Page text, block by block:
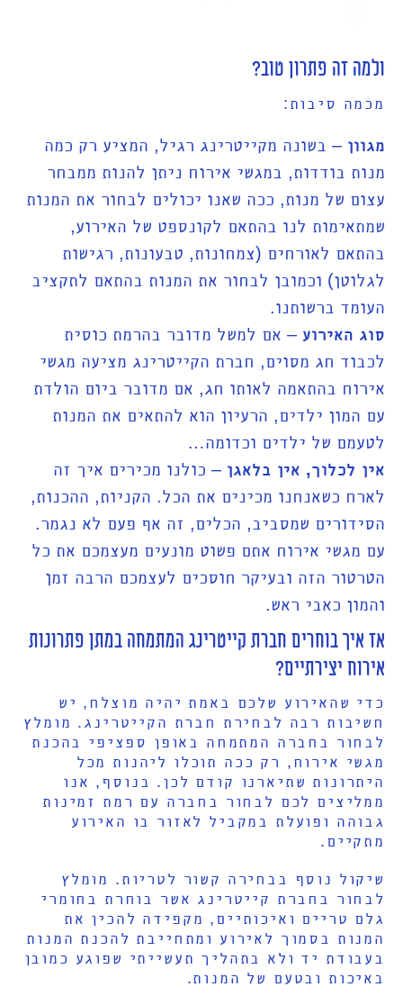
ולמה זה פתרון טוב?
מכמה סיבות:
מגוון – בשונה מקייטרינג רגיל, המציע רק כמה
מנות בודדות, במגשי אירוח ניתן להנות ממבחר
עצום של מנות, ככה שאנו יכולים לבחור את המנות
שמתאימות לנו בהתאם לקונספט של האירוע,
בהתאם לאורחים (צמחונות, טבעונות, רגישות
לגלוטן) וכמובן לבחור את המנות בהתאם לתקציב
העומד ברשותנו.
סוג האירוע – אם למשל מדובר בהרמת כוסית
לכבוד חג מסוים, חברת הקייטרינג מציעה מגשי
אירוח בהתאמה לאותו חג, אם מדובר ביום הולדת
עם המון ילדים, הרעיון הוא להתאים את המנות
לטעמם של ילדים וכדומה…
אין לכלוך, אין בלאגן – כולנו מכירים איך זה
לארח כשאנחנו מכינים את הכל. הקניות, ההכנות,
הסידורים שמסביב, הכלים, זה אף פעם לא נגמר.
עם מגשי אירוח אתם פשוט מונעים מעצמכם את כל
הטרטור הזה ובעיקר חוסכים לעצמכם הרבה זמן
והמון כאבי ראש.
אז איך בוחרים חברת קייטרינג המתמחה במתן פתרונות
אירוח יצירתיים?
כדי שהאירוע שלכם באמת יהיה מוצלח, יש
חשיבות רבה לבחירת חברת הקייטרינג. מומלץ
לבחור בחברה המתמחה באופן ספציפי בהכנת
מגשי אירוח, רק ככה תוכלו ליהנות מכל
היתרונות שתיארנו קודם לכן. בנוסף, אנו
ממליצים לכם לבחור בחברה עם רמת זמינות
גבוהה ופועלת במקביל לאזור בו האירוע
מתקיים.
שיקול נוסף בבחירה קשור לטריות. מומלץ
לבחור בחברת קייטרינג אשר בוחרת בחומרי
גלם טריים ואיכותיים, מקפידה להכין את
המנות בסמוך לאירוע ומתחייבת להכנת המנות
בעבודת יד ולא בתהליך תעשייתי שפוגע כמובן
באיכות ובטעם של המנות.